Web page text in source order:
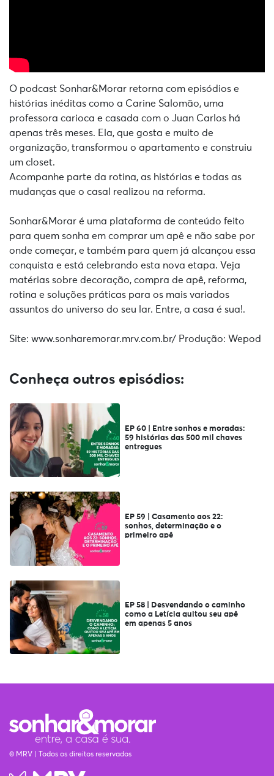
Conheça outros episódios:
EP 60 | Entre sonhos e moradas:
59 histórias das 500 mil chaves
entregues
EP 59 | Casamento aos 22:
sonhos, determinação e o
primeiro apê
EP 58 | Desvendando o caminho
como a Letícia quitou seu apê
em apenas 5 anos
O podcast Sonhar&Morar retorna com episódios e
histórias inéditas como a Carine Salomão, uma
professora carioca e casada com o Juan Carlos há
apenas três meses. Ela, que gosta e muito de
organização, transformou o apartamento e construiu
um closet.
Acompanhe parte da rotina, as histórias e todas as
mudanças que o casal realizou na reforma.
Sonhar&Morar é uma plataforma de conteúdo feito
para quem sonha em comprar um apê e não sabe por
onde começar, e também para quem já alcançou essa
conquista e está celebrando esta nova etapa. Veja
matérias sobre decoração, compra de apê, reforma,
rotina e soluções práticas para os mais variados
assuntos do universo do seu lar. Entre, a casa é sua!.
Site: www.sonharemorar.mrv.com.br/ Produção: Wepod
© MRV | Todos os direitos reservados